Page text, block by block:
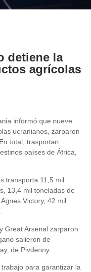
detiene la
agrícolas
informó que nueve
ucranianos, zarparon
total, trasportan
países de África,
transporta 11,5 mil
13,4 mil toneladas de
Victory, 42 mil
Great Arsenal zarparon
salieron de
de Pivdenny.
para garantizar la